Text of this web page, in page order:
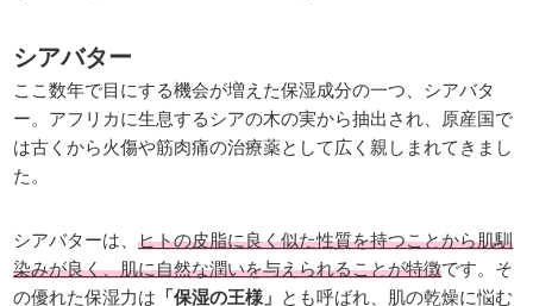
シアバター
ここ数年で目にする機会が増えた保湿成分の一つ、シアバタ
ー。アフリカに生息するシアの木の実から抽出され、原産国で
は古くから火傷や筋肉痛の治療薬として広く親しまれてきまし
た。
シアバターは、ヒトの皮脂に良く似た性質を持つことから肌馴
染みが良く、肌に自然な潤いを与えられることが特徴です。そ
の優れた保湿力は 「保湿の王様」 とも呼ばれ、肌の乾燥に悩む